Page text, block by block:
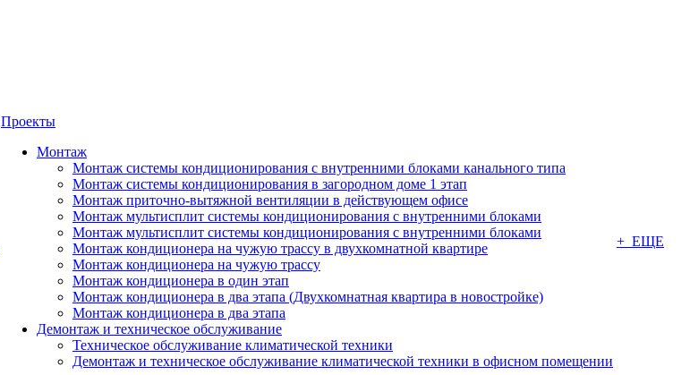
Проекты
Монтаж
Монтаж системы кондиционирования с внутренними блоками канального типа
Монтаж системы кондиционирования в загородном доме 1 этап
Монтаж приточно-вытяжной вентиляции в действующем офисе
Монтаж мультисплит системы кондиционирования с внутренними блоками
Монтаж мультисплит системы кондиционирования с внутренними блоками
Монтаж кондиционера на чужую трассу в двухкомнатной квартире
Монтаж кондиционера на чужую трассу
Монтаж кондиционера в один этап
Монтаж кондиционера в два этапа (Двухкомнатная квартира в новостройке)
Монтаж кондиционера в два этапа
Демонтаж и техническое обслуживание
Техническое обслуживание климатической техники
Демонтаж и техническое обслуживание климатической техники в офисном помещении
+ ЕЩЕ